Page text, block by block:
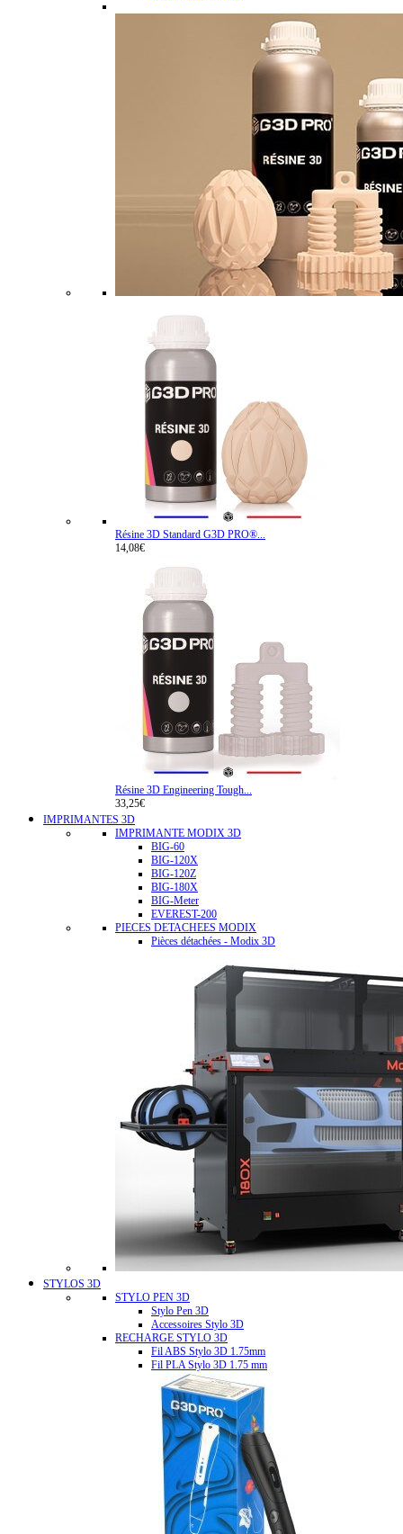
Résine 3D Standard G3D PRO®...
14,08€
Résine 3D Engineering Tough...
33,25€
IMPRIMANTES 3D
IMPRIMANTE MODIX 3D
BIG-60
BIG-120X
BIG-120Z
BIG-180X
BIG-Meter
EVEREST-200
PIECES DETACHEES MODIX
Pièces détachées - Modix 3D
STYLOS 3D
STYLO PEN 3D
Stylo Pen 3D
Accessoires Stylo 3D
RECHARGE STYLO 3D
Fil ABS Stylo 3D 1.75mm
Fil PLA Stylo 3D 1.75 mm